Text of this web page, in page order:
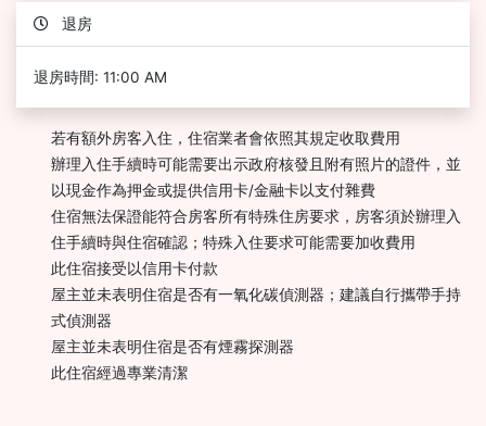
退房
退房時間: 11:00 AM
若有額外房客入住，住宿業者會依照其規定收取費用
辦理入住手續時可能需要出示政府核發且附有照片的證件，並
以現金作為押金或提供信用卡/金融卡以支付雜費
住宿無法保證能符合房客所有特殊住房要求，房客須於辦理入
住手續時與住宿確認；特殊入住要求可能需要加收費用
此住宿接受以信用卡付款
屋主並未表明住宿是否有一氧化碳偵測器；建議自行攜帶手持
式偵測器
屋主並未表明住宿是否有煙霧探測器
此住宿經過專業清潔